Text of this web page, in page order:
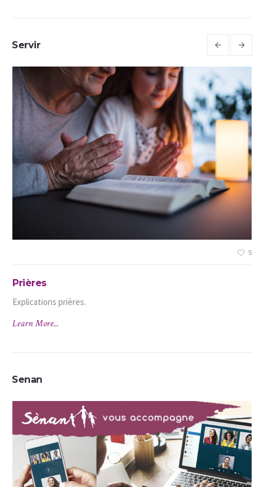
Servir
5
Prières
Explications prières.
Learn More...
Senan